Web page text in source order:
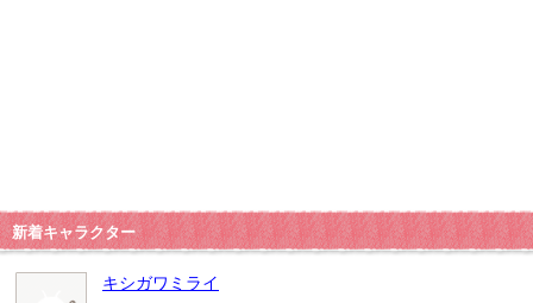
新着キャラクター
キシガワミライ